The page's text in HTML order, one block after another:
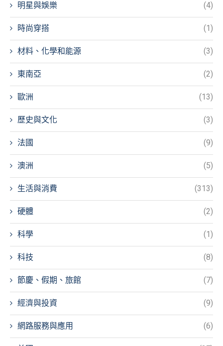
明星與娛樂 (4)
時尚穿搭 (1)
材料、化學和能源 (3)
東南亞 (2)
歐洲 (13)
歷史與文化 (3)
法國 (9)
澳洲 (5)
生活與消費 (313)
硬體 (2)
科學 (1)
科技 (8)
節慶、假期、旅館 (7)
經濟與投資 (9)
網路服務與應用 (6)